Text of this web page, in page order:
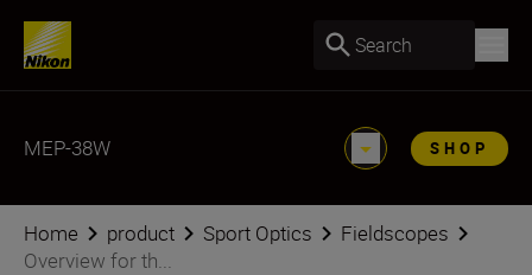
Search
MEP-38W SHOP
Home product Sport Optics
Fieldscopes
Overview for th...